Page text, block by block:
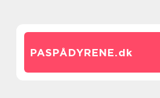
PASPÅDYRENE.dk